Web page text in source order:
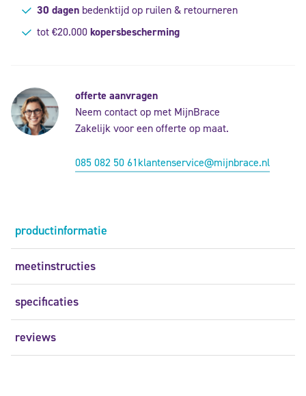
30 dagenbedenktijd op ruilen & retourneren
tot €20.000kopersbescherming
offerte aanvragen
Neem contact op met MijnBrace
Zakelijk voor een offerte op maat.
085 082 50 61klantenservice@mijnbrace.nl
productinformatie
meetinstructies
specificaties
reviews